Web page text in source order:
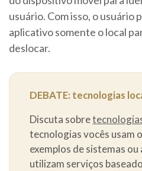
usuário. Com isso, o usuário
aplicativo somente o local
deslocar.
DEBATE: tecnologias
Discuta sobre
tecnologias vocês usam
exemplos de sistemas
utilizam serviços